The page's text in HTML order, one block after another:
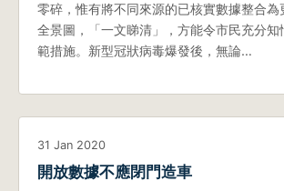
零碎，惟有將不同來源的已核實數據整合為
全景圖，「一文睇清」，方能令市民充分知
範措施。新型冠狀病毒爆發後，無論…
31 Jan 2020
開放數據不應閉門造車